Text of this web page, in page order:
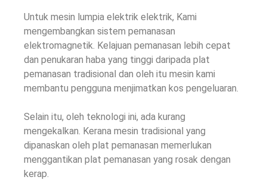
Untuk mesin lumpia elektrik elektrik, Kami
mengembangkan sistem pemanasan
elektromagnetik. Kelajuan pemanasan lebih cepat
dan penukaran haba yang tinggi daripada plat
pemanasan tradisional dan oleh itu mesin kami
membantu pengguna menjimatkan kos pengeluaran.
Selain itu, oleh teknologi ini, ada kurang
mengekalkan. Kerana mesin tradisional yang
dipanaskan oleh plat pemanasan memerlukan
menggantikan plat pemanasan yang rosak dengan
kerap.